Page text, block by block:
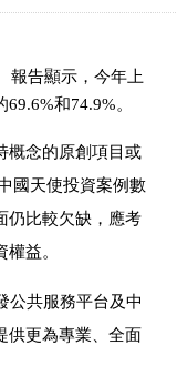
報告顯示，今年上
和74.9%。
概念的原創項目或
國天使投資案例數
仍比較欠缺，應考
益。
公共服務平台及中
供更為專業、全面